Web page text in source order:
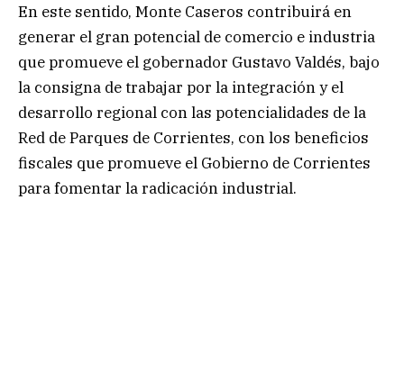
En este sentido, Monte Caseros contribuirá en
generar el gran potencial de comercio e industria
que promueve el gobernador Gustavo Valdés, bajo
la consigna de trabajar por la integración y el
desarrollo regional con las potencialidades de la
Red de Parques de Corrientes, con los beneficios
fiscales que promueve el Gobierno de Corrientes
para fomentar la radicación industrial.